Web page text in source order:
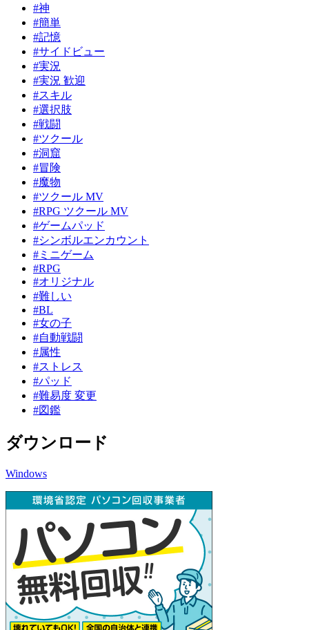
#神
#簡単
#記憶
#サイドビュー
#実況
#実況 歓迎
#スキル
#選択肢
#戦闘
#ツクール
#洞窟
#冒険
#魔物
#ツクール MV
#RPG ツクール MV
#ゲームパッド
#シンボルエンカウント
#ミニゲーム
#RPG
#オリジナル
#難しい
#BL
#女の子
#自動戦闘
#属性
#ストレス
#パッド
#難易度 変更
#図鑑
ダウンロード
Windows